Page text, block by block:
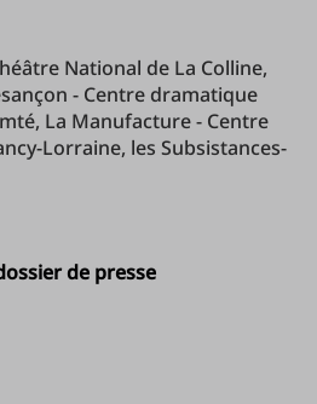
National de La Colline,
- Centre dramatique
La Manufacture - Centre
Lorraine, les Subsistances-
de presse